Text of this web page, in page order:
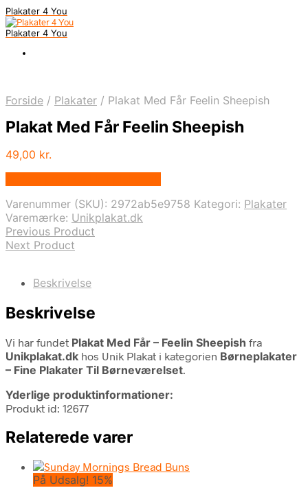
Plakater 4 You
Plakater 4 You
Forside / Plakater / Plakat Med Får Feelin Sheepish
Plakat Med Får Feelin Sheepish
49,00 kr.
Varenummer (SKU): 2972ab5e9758 Kategori: Plakater
Varemærke: Unikplakat.dk
Previous Product
Next Product
Beskrivelse
Beskrivelse
Vi har fundet Plakat Med Får – Feelin Sheepish fra
Unikplakat.dk hos Unik Plakat i kategorien Børneplakater
– Fine Plakater Til Børneværelset.
Yderlige produktinformationer:
Produkt id: 12677
Relaterede varer
På Udsalg! 15%